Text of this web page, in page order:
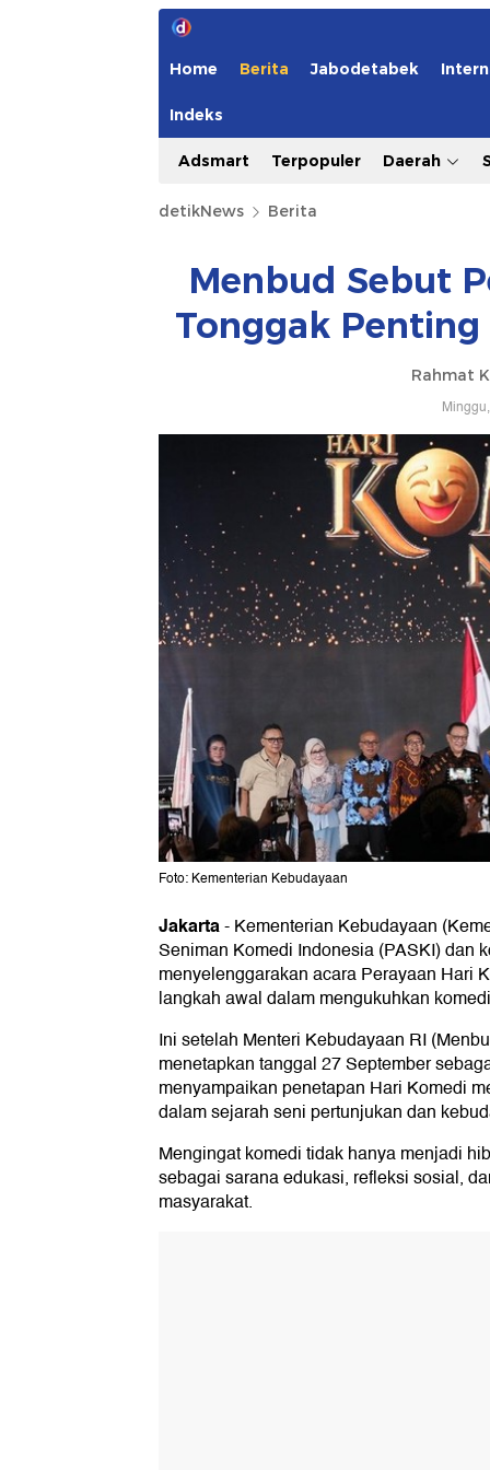
Home Berita Jabodetabek
Indeks
Adsmart Terpopuler Daerah
detikNews Berita
Menbud Sebut
Tonggak Penting
Rahmat
Foto: Kementerian Kebudayaan
Jakarta-Kementerian Kebudayaan
Seniman Komedi Indonesia (PASKI) dan
menyelenggarakan acara Perayaan Hari
langkah awal dalam mengukuhkan
Ini setelah Menteri Kebudayaan RI
menetapkan tanggal 27 September
menyampaikan penetapan Hari Komedi
dalam sejarah seni pertunjukan dan
Mengingat komedi tidak hanya menjadi
sebagai sarana edukasi, refleksi sosial,
masyarakat.